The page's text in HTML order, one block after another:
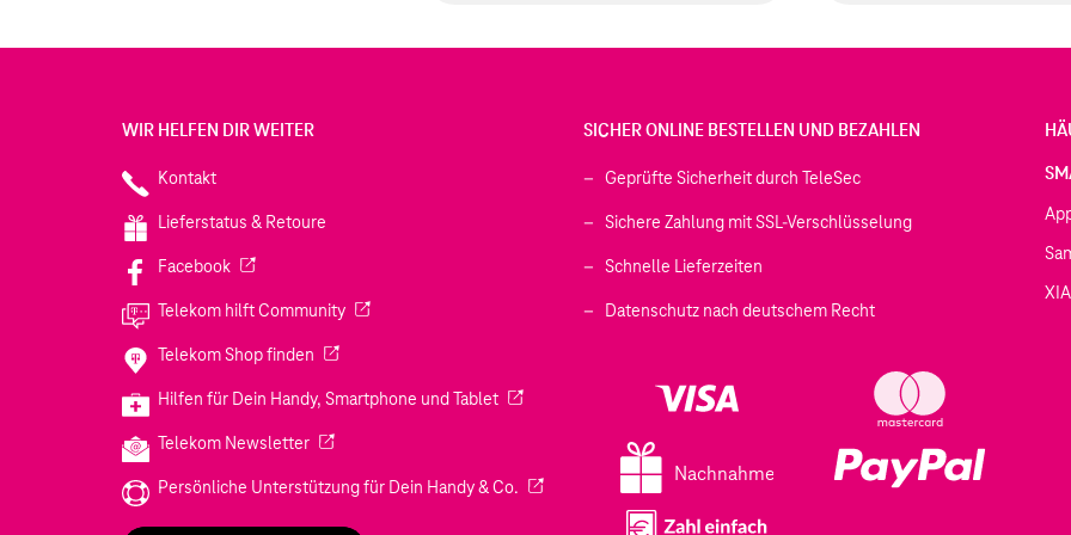
WIR HELFEN DIR WEITER
Kontakt
Lieferstatus & Retoure
Facebook(Wird in einem neuen Tab geöffnet)
Telekom hilft Community(Wird in einem neuen Tab geöffnet)
Telekom Shop finden (Wird in einem neuen Tab geöffnet)
Hilfen für Dein Handy, Smartphone und Tablet(Wird in einem neuen Tab geöffnet)
Telekom Newsletter(Wird in einem neuen Tab geöffnet)
Persönliche Unterstützung für Dein Handy & Co. (Wird in einem neuen Tab geöffnet)
SICHER ONLINE BESTELLEN UND BEZAHLEN
Geprüfte Sicherheit durch TeleSec
Sichere Zahlung mit SSL-Verschlüsselung
Schnelle Lieferzeiten
Datenschutz nach deutschem Recht
Nachnahme